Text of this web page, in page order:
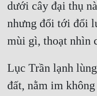
dưới cây đại thụ
nhưng đổi tới đổi
Lục Trần lạnh
đất, nằm im